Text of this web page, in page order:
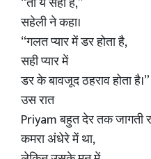
सहेली ने कहा।
“गलत प्यार में डर होता है,
सही प्यार में
डर के बावजूद ठहराव होता है।”
उस रात
Priyam बहुत देर तक जागती
कमरा अंधेरे में था,